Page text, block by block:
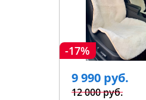
-17%
9 990 руб.
12 000 руб.